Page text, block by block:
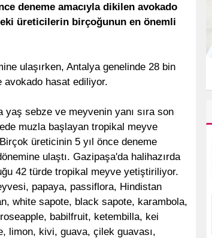
deneme amacıyla dikilen avokado
üreticilerin birçoğunun en önemli
ulaşırken, Antalya genelinde 28 bin
avokado hasat ediliyor.
yaş sebze ve meyvenin yanı sıra son
muzla başlayan tropikal meyve
üreticinin 5 yıl önce deneme
ulaştı. Gazipaşa'da halihazırda
42 türde tropikal meyve yetiştiriliyor.
papaya, passiflora, Hindistan
white sapote, black sapote, karambola,
babilfruit, ketembilla, kei
limon, kivi, guava, çilek guavası,